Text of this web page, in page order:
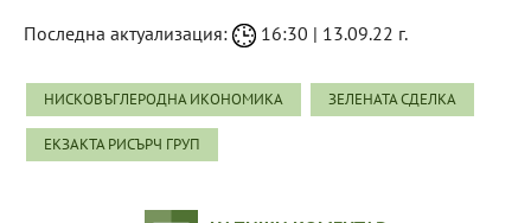
Последна актуализация: 16:30 | 13.09.22 г.
НИСКОВЪГЛЕРОДНА ИКОНОМИКА ЗЕЛЕНАТА СДЕЛКА
ЕКЗАКТА РИСЪРЧ ГРУП